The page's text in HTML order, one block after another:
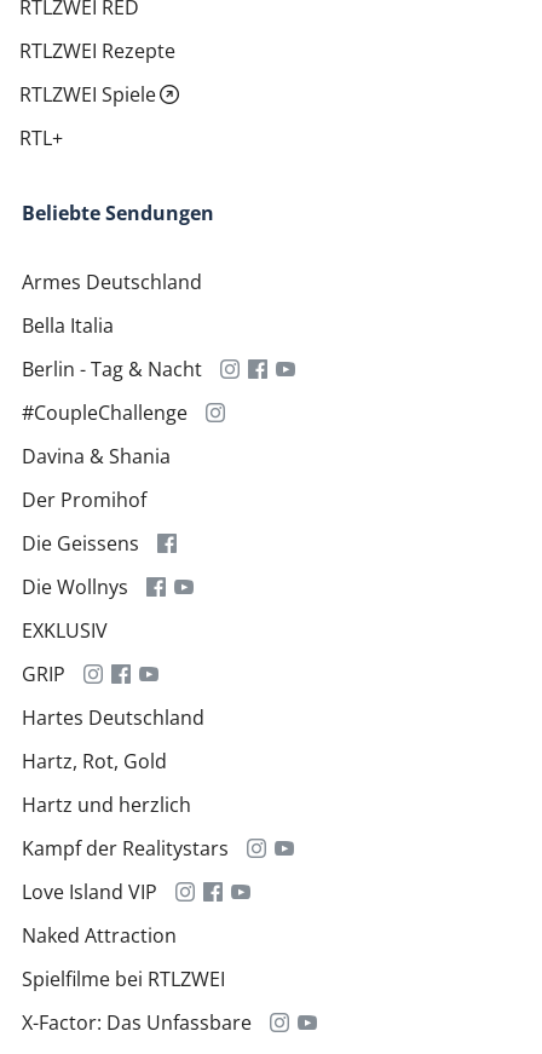
RTLZWEI RED
RTLZWEI Rezepte
RTLZWEI Spiele
RTL+
Beliebte Sendungen
Armes Deutschland
Bella Italia
Berlin - Tag & Nacht
#CoupleChallenge
Davina & Shania
Der Promihof
Die Geissens
Die Wollnys
EXKLUSIV
GRIP
Hartes Deutschland
Hartz, Rot, Gold
Hartz und herzlich
Kampf der Realitystars
Love Island VIP
Naked Attraction
Spielfilme bei RTLZWEI
X-Factor: Das Unfassbare